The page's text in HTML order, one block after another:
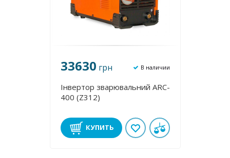
33630 грн В наличии
Інвертор зварювальний ARC-
400 (Z312)
КУПИТЬ